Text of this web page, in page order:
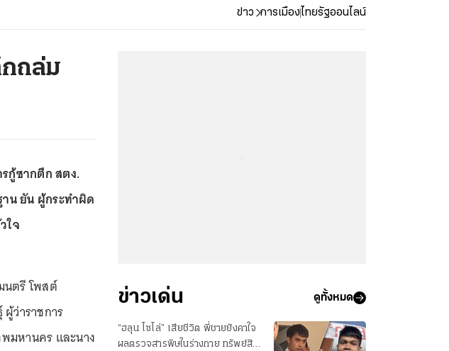
ข่าว การเมืองไทยรัฐออนไลน์
ถล่ม
กู้ซากตึก สตง.
น ยัน ผู้กระทำผิด
ใจ
นตรี โพสต์
ว่าราชการ
มหานคร และนาง
ข่าวเด่น ดูทั้งหมด
“ฮลุน โซโล่” เสียชีวิต พี่ชายยังคาใจ
ผลตรวจสารพิษในร่างกาย ทรัพย์สิน